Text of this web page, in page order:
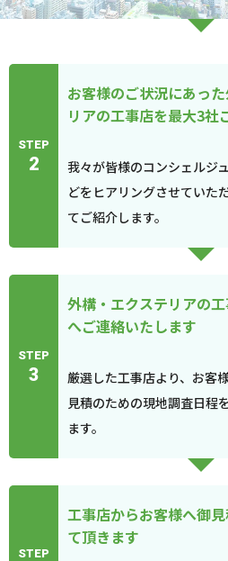
STEP
2
お客様のご状況にあっ
リアの工事店を最大3社
我々が皆様のコンシェルジ
どをヒアリングさせていた
てご紹介します。
STEP
3
外構・エクステリアの
へご連絡いたします
厳選した工事店より、お客
見積のための現地調査日程
ます。
STEP
工事店からお客様へ御
て頂きます